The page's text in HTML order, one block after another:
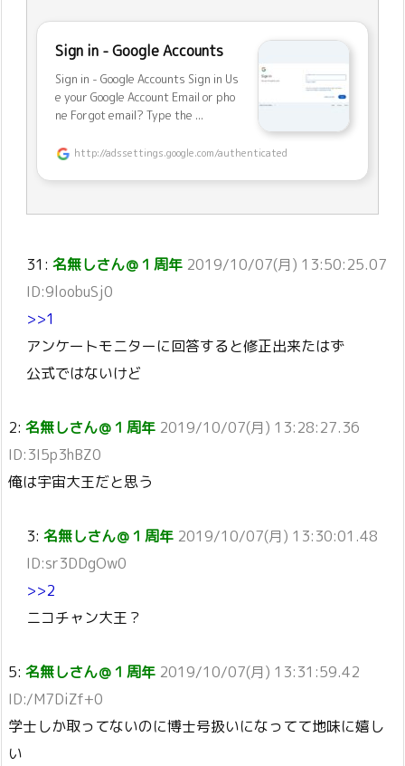
Sign in - Google Accounts
Sign in - Google Accounts Sign in Us
e your Google Account Email or pho
ne Forgot email? Type the ...
http://adssettings.google.com/authenticated
31: 名無しさん＠１周年 2019/10/07(月) 13:50:25.07
ID:9loobuSj0
>>1
アンケートモニターに回答すると修正出来たはず
公式ではないけど
2: 名無しさん＠１周年 2019/10/07(月) 13:28:27.36
ID:3I5p3hBZ0
俺は宇宙大王だと思う
3: 名無しさん＠１周年 2019/10/07(月) 13:30:01.48
ID:sr3DDgOw0
>>2
ニコチャン大王？
5: 名無しさん＠１周年 2019/10/07(月) 13:31:59.42
ID:/M7DiZf+0
学士しか取ってないのに博士号扱いになってて地味に嬉し
い